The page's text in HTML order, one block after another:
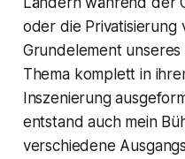
oder die Privatisierung
Grundelement unseres
Thema komplett in
Inszenierung
entstand auch mein
verschiedene